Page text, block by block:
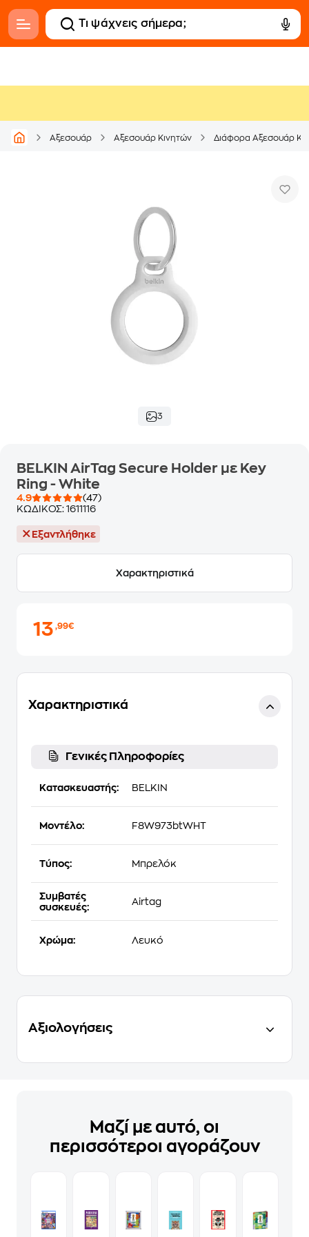
Αξεσουάρ Αξεσουάρ Κινητών Διάφορα Αξεσουάρ
3
BELKIN AirTag Secure Holder με Key
Ring - White
4.9
(47)
ΚΩΔΙΚΟΣ: 1611116
Εξαντλήθηκε
Χαρακτηριστικά
13,99€
Χαρακτηριστικά
Γενικές Πληροφορίες
Κατασκευαστής: BELKIN
Μοντέλο: F8W973btWHT
Τύπος: Μπρελόκ
Συμβατές
συσκευές:
Airtag
Χρώμα: Λευκό
Αξιολογήσεις
Μαζί με αυτό, οι
περισσότεροι αγοράζουν